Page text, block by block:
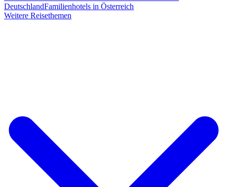
DeutschlandFamilienhotels in Österreich
Weitere Reisethemen